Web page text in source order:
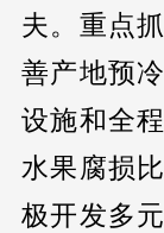
夫。重点
善产地预
设施和全
水果腐损
极开发多